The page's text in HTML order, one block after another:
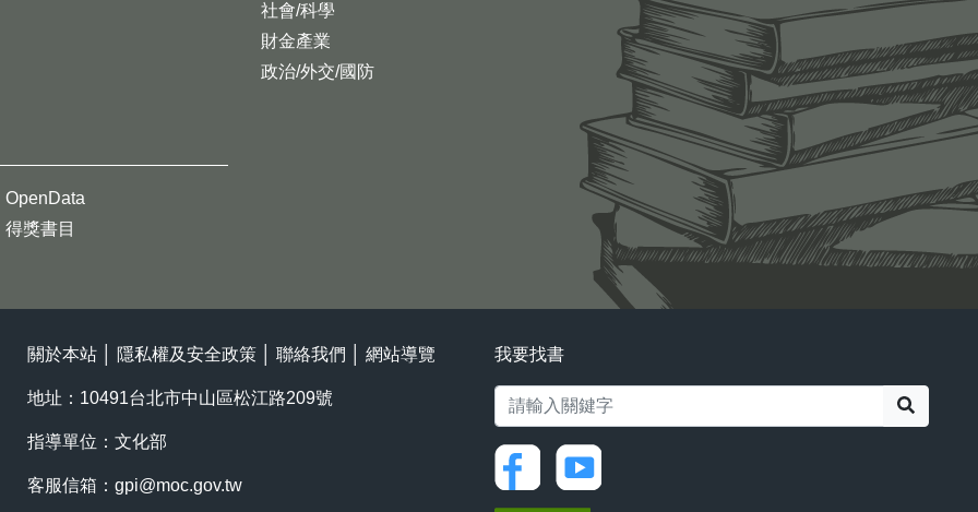
社會/科學
財金產業
政治/外交/國防
OpenData
得獎書目
關於本站 隱私權及安全政策 聯絡我們 網站導覽
地址：10491台北市中山區松江路209號
指導單位：文化部
客服信箱： gpi@moc.gov.tw
我要找書